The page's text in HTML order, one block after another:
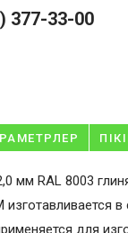
377-33-00
мм RAL 8003
в
для